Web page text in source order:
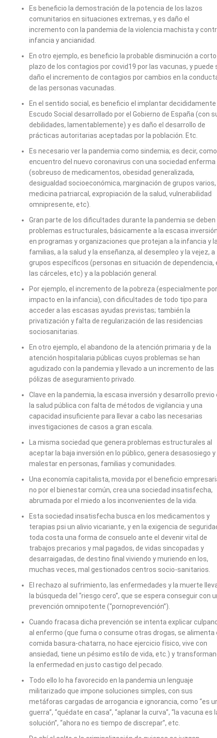
Es beneficio la demostración de la potencia de los lazos
comunitarios en situaciones extremas, y es daño el
incremento con la pandemia de la violencia machista y
infancia y ancianidad.
En otro ejemplo, es beneficio la probable disminución a corto
plazo de los contagios por covid19 por las vacunas, y puede
daño el incremento de contagios por cambios en la
de las personas vacunadas.
En el sentido social, es beneficio el implantar decididamente
Escudo Social desarrollado por el Gobierno de España (con
debilidades, lamentablemente) y es daño el desarrollo de
prácticas autoritarias aceptadas por la población. Etc.
Es necesario ver la pandemia como sindemia; es decir,
encuentro del nuevo coronavirus con una sociedad enferma
(sobreuso de medicamentos, obesidad generalizada,
desigualdad socioeconómica, marginación de grupos varios,
medicina patriarcal, expropiación de la salud, vulnerabilidad
omnipresente, etc).
Gran parte de los dificultades durante la pandemia se deben
problemas estructurales, básicamente a la escasa
en programas y organizaciones que protejan a la infancia y
familias, a la salud y la enseñanza, al desempleo y la vejez, a
grupos específicos (personas en situación de dependencia,
las cárceles, etc) y a la población general.
Por ejemplo, el incremento de la pobreza (especialmente
impacto en la infancia), con dificultades de todo tipo para
acceder a las escasas ayudas previstas; también la
privatización y falta de regularización de las residencias
sociosanitarias.
En otro ejemplo, el abandono de la atención primaria y de la
atención hospitalaria públicas cuyos problemas se han
agudizado con la pandemia y llevado a un incremento de las
pólizas de aseguramiento privado.
Clave en la pandemia, la escasa inversión y desarrollo previo
la salud pública con falta de métodos de vigilancia y una
capacidad insuficiente para llevar a cabo las necesarias
investigaciones de casos a gran escala.
La misma sociedad que genera problemas estructurales al
aceptar la baja inversión en lo público, genera desasosiego y
malestar en personas, familias y comunidades.
Una economía capitalista, movida por el beneficio
no por el bienestar común, crea una sociedad insatisfecha,
abrumada por el miedo a los inconvenientes de la vida.
Esta sociedad insatisfecha busca en los medicamentos y
terapias psi un alivio vicariante, y en la exigencia de
toda costa una forma de consuelo ante el devenir vital de
trabajos precarios y mal pagados, de vidas sincopadas y
desarraigadas, de destino final viviendo y muriendo en los,
muchas veces, mal gestionados centros socio-sanitarios.
El rechazo al sufrimiento, las enfermedades y la muerte
la búsqueda del “riesgo cero”, que se espera conseguir con
prevención omnipotente (“pornoprevención”).
Cuando fracasa dicha prevención se intenta explicar
al enfermo (que fuma o consume otras drogas, se alimenta
comida basura-chatarra, no hace ejercicio físico, vive con
ansiedad, tiene un pésimo estilo de vida, etc.) y
la enfermedad en justo castigo del pecado.
Todo ello lo ha favorecido en la pandemia un lenguaje
militarizado que impone soluciones simples, con sus
metáforas cargadas de arrogancia e ignorancia, como “es
guerra”, “quédate en casa”, “aplanar la curva”, “la vacuna es
solución”, “ahora no es tiempo de discrepar”, etc.